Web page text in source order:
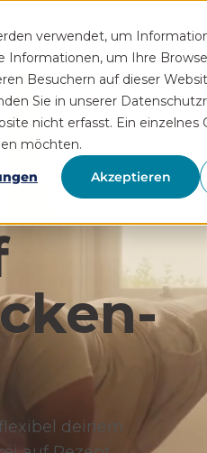
verwendet, um
Informationen, um Ihre
Besuchern auf dieser
Sie in unserer
nicht erfasst. Ein einzelnes
möchten.
Akzeptieren
Rezeptservice
deinem